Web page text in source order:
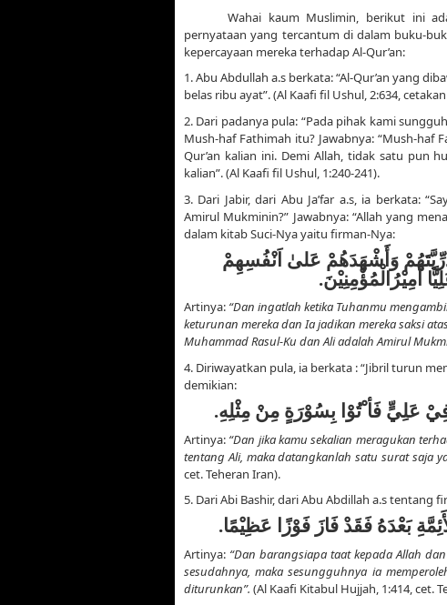
Wahai kaum Muslimin, berikut ini
pernyataan yang tercantum di dalam buku-
kepercayaan mereka terhadap Al-Qur’an:
1. Abu Abdullah a.s berkata: “Al-Qur’an yang
belas ribu ayat”. (Al Kaafi fil Ushul, 2:634,
2. Dari padanya pula: “Pada pihak kami
Mush-haf Fathimah itu? Jawabnya: “Mush-
Qur’an kalian ini. Demi Allah, tidak satu pun
kalian”. (Al Kaafi fil Ushul, 1:240-241).
3. Dari Jabir, dari Abu Ja’far a.s, ia berkata:
Amirul Mukminin?” Jawabnya: “Allah yang
dalam kitab Suci-Nya yaitu firman-Nya:
وَأَشْهَدَهُمْ عَلىٰ اَنْفُسِهِمْ
أَمِيْرُالْمُؤْمِنِيْنَ.
Artinya: “Dan ingatlah ketika Tuhanmu
keturunan mereka dan Ia jadikan mereka saksi
Muhammad Rasul-Ku dan Ali adalah Amirul
4. Diriwayatkan pula, ia berkata : “Jibril turun
demikian:
عَلِيٍّ فَأ ْتُوْا بِسُوْرَةٍ مِنْ مِثْلِهِ.
Artinya: “Dan jika kamu sekalian meragukan
tentang Ali, maka datangkanlah satu surat saja
cet. Teheran Iran).
5. Dari Abi Bashir, dari Abu Abdillah a.s tentang
بَعْدَهُ فَقَدْ فَازَ فَوْزًا عَظِيْمًا.
Artinya: “Dan barangsiapa taat kepada Allah
sesudahnya, maka sesungguhnya ia
diturunkan”. (Al Kaafi Kitabul Hujjah, 1:414, cet.